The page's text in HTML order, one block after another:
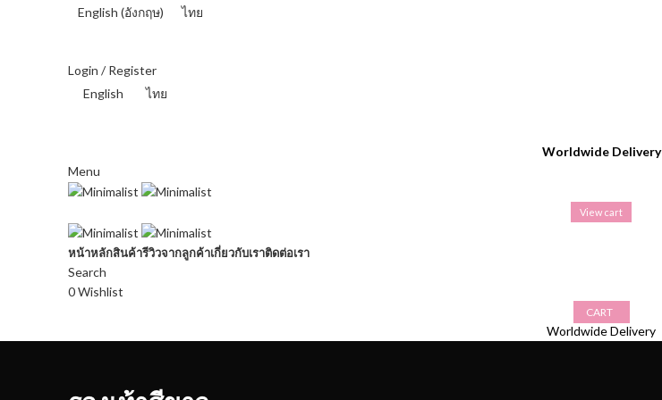
English (อังกฤษ) ไทย
Login / Register
English
ไทย
Worldwide Delivery
Menu
View cart
หน้าหลักสินค้ารีวิวจากลูกค้าเกี่ยวกับเราติดต่อเรา
Search
0Wishlist
CART
Worldwide Delivery